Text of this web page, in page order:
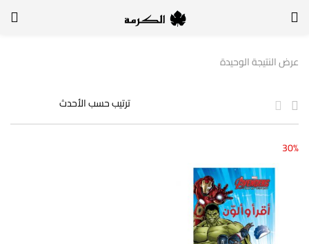
لتسجيل الدخول, أدخل اسم المستخدم وكلمة السر
تذكر بياناتي
عرض النتيجة الوحيدة
30%